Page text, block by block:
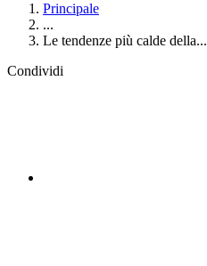
Principale
...
Le tendenze più calde della...
Condividi